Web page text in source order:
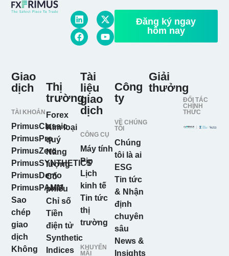
Đăng ký ngay
hôm nay
Giao
dịch
TÀI KHOẢN
PrimusClassic
PrimusPro
PrimusZero
PrimusSYNTHETICS
PrimusDemo
PrimusPAMM
Sao
chép
giao
dịch
Không
Thị
trường
Forex
Kim loại
quý
Năng
lượng
Cổ
phiếu
Chỉ số
Tiền
điện tử
Synthetic
Indices
Tài
liệu
giao
dịch
CÔNG CỤ
Máy tính
Pip
Lịch
kinh tế
Tin tức
thị
trường
KHUYẾN
MÃI
Công
ty
VỀ CHÚNG
TÔI
Chúng
tôi là ai
ESG
Tin tức
& Nhận
định
chuyên
sâu
News &
Insights
Giải
thưởng
ĐỐI TÁC
CHÍNH
THỨC